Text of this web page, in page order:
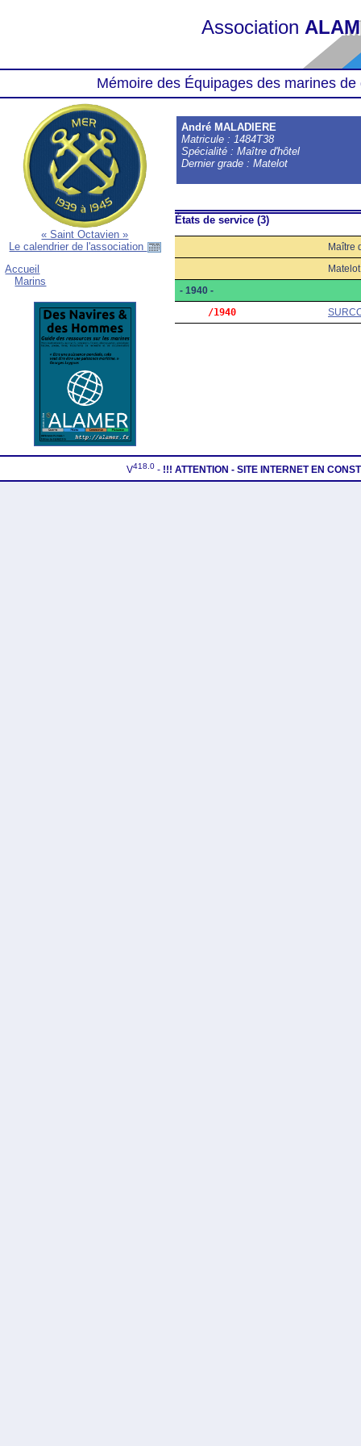
Association
Mémoire des Équipages des marines
« Saint Octavien »
Le calendrier de l'association
Accueil
Marins
André MALADIERE
Matricule : 1484T38
Spécialité : Maître d'hôtel
Dernier grade : Matelot
États de service (3)
Maître
Matelot
- 1940 -
     /1940
V418.0 - !!! ATTENTION - SITE INTERNET EN